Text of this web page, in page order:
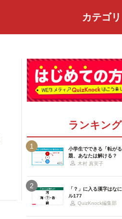
カテゴリ
ランキング
1
小学生でできる「転が
題、あなたは解ける？
木村 真実子
2
「？」に入る漢字はな
ル177
QuizKnock編集部